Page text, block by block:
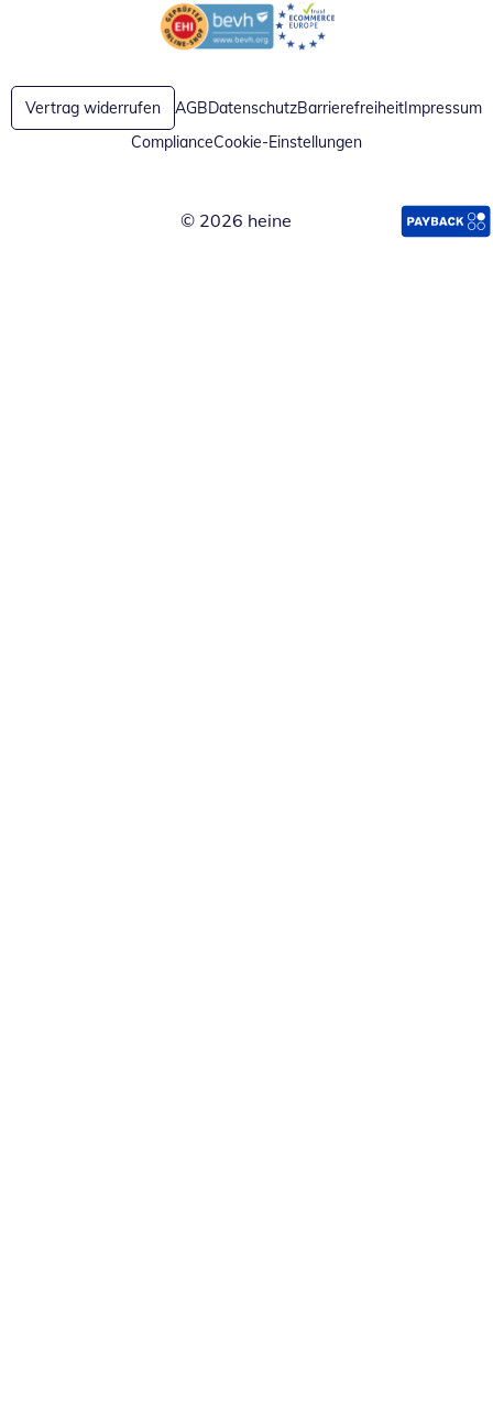
Öffnet in neuem FensterÖffnet in neuem Fenster
Vertrag widerrufen AGBDatenschutzBarrierefreiheitImpressum
ComplianceCookie-Einstellungen
© 2026 heine